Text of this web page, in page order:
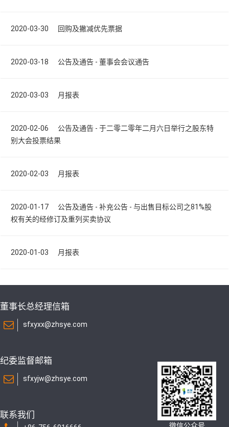
2020-03-30 回购及撇减优先票据
2020-03-18 公告及通告 - 董事会会议通告
2020-03-03 月报表
2020-02-06 公告及通告 - 于二零二零年二月六日举行之股东特
别大会投票结果
2020-02-03 月报表
2020-01-17 公告及通告 - 补充公告 - 与出售目标公司之81%股
权有关的经修订及重列买卖协议
2020-01-03 月报表
董事长总经理信箱
sfxyxx@zhsye.com
纪委监督邮箱
sfxyjw@zhsye.com
联系我们